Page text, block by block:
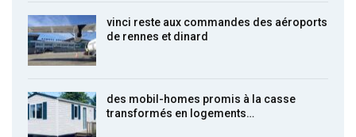
vinci reste aux commandes des aéroports
de rennes et dinard
des mobil-homes promis à la casse
transformés en logements…